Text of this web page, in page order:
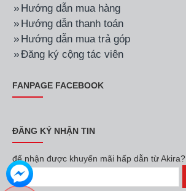
Hướng dẫn mua hàng
Hướng dẫn thanh toán
Hướng dẫn mua trả góp
Đăng ký cộng tác viên
FANPAGE FACEBOOK
ĐĂNG KÝ NHẬN TIN
để nhận được khuyến mãi hấp dẫn từ Akira?